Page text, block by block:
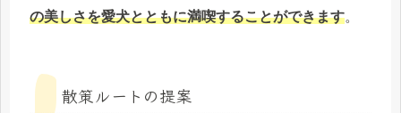
の美しさを愛犬とともに満喫することができます。
散策ルートの提案